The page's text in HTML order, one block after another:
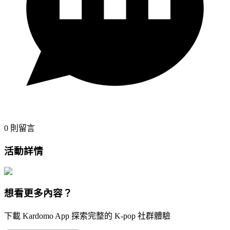
0 則留言
活動詳情
想看更多內容？
下載 Kardomo App 探索完整的 K-pop 社群體驗